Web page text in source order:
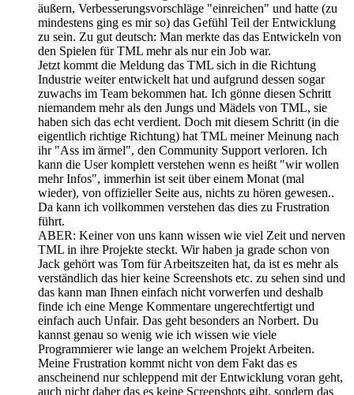
äußern, Verbesserungsvorschläge "einreichen" und hatte (zu
mindestens ging es mir so) das Gefühl Teil der Entwicklung
zu sein. Zu gut deutsch: Man merkte das das Entwickeln von
den Spielen für TML mehr als nur ein Job war.
Jetzt kommt die Meldung das TML sich in die Richtung
Industrie weiter entwickelt hat und aufgrund dessen sogar
zuwachs im Team bekommen hat. Ich gönne diesen Schritt
niemandem mehr als den Jungs und Mädels von TML, sie
haben sich das echt verdient. Doch mit diesem Schritt (in die
eigentlich richtige Richtung) hat TML meiner Meinung nach
ihr "Ass im ärmel", den Community Support verloren. Ich
kann die User komplett verstehen wenn es heißt "wir wollen
mehr Infos", immerhin ist seit über einem Monat (mal
wieder), von offizieller Seite aus, nichts zu hören gewesen..
Da kann ich vollkommen verstehen das dies zu Frustration
führt.
ABER: Keiner von uns kann wissen wie viel Zeit und nerven
TML in ihre Projekte steckt. Wir haben ja grade schon von
Jack gehört was Tom für Arbeitszeiten hat, da ist es mehr als
verständlich das hier keine Screenshots etc. zu sehen sind und
das kann man Ihnen einfach nicht vorwerfen und deshalb
finde ich eine Menge Kommentare ungerechtfertigt und
einfach auch Unfair. Das geht besonders an Norbert. Du
kannst genau so wenig wie ich wissen wie viele
Programmierer wie lange an welchem Projekt Arbeiten.
Meine Frustration kommt nicht von dem Fakt das es
anscheinend nur schleppend mit der Entwicklung voran geht,
auch nicht daher das es keine Screenshots gibt, sondern das